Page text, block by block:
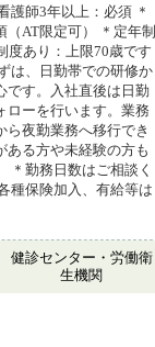
護師3年以上：必須 ＊
（AT限定可） ＊定年制
あり：上限70歳です
は、日勤帯での研修か
です。入社直後は日勤
ローを行います。業務
ら夜勤業務へ移行でき
ある方や未経験の方も
＊勤務日数はご相談く
種保険加入、有給等は
健診センター・労働衛
生機関